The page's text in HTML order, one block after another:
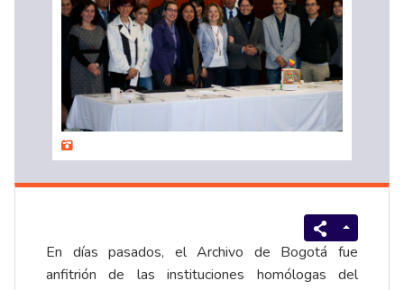
En días pasados, el Archivo de Bogotá fue
anfitrión de las instituciones homólogas del